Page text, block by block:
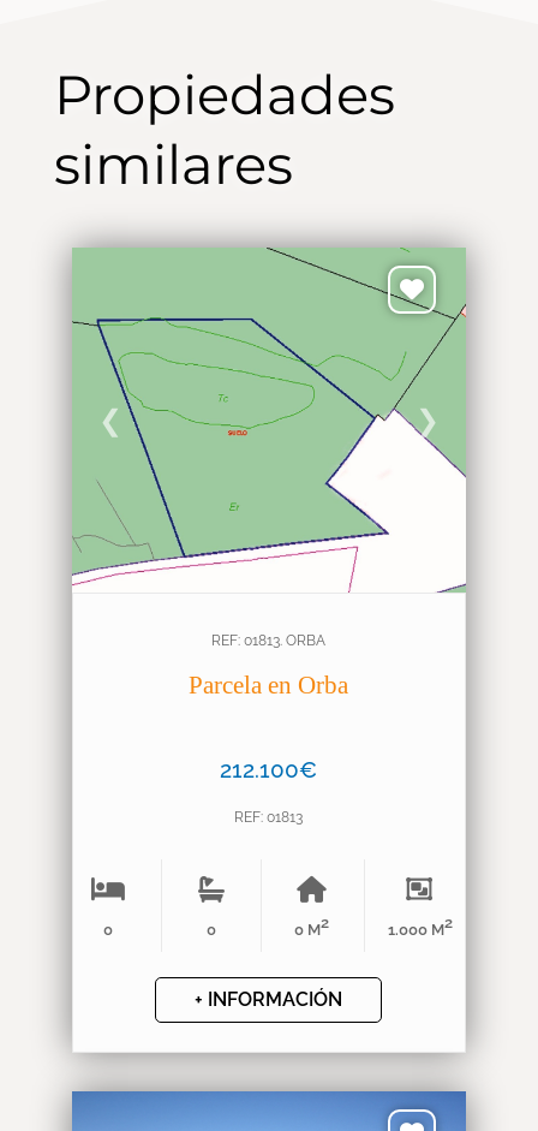
Propiedades
similares
❮ ❯
REF: 01813. ORBA
Parcela en Orba
212.100€
REF: 01813
0 0 0 M2 1.000 M2
+ INFORMACIÓN